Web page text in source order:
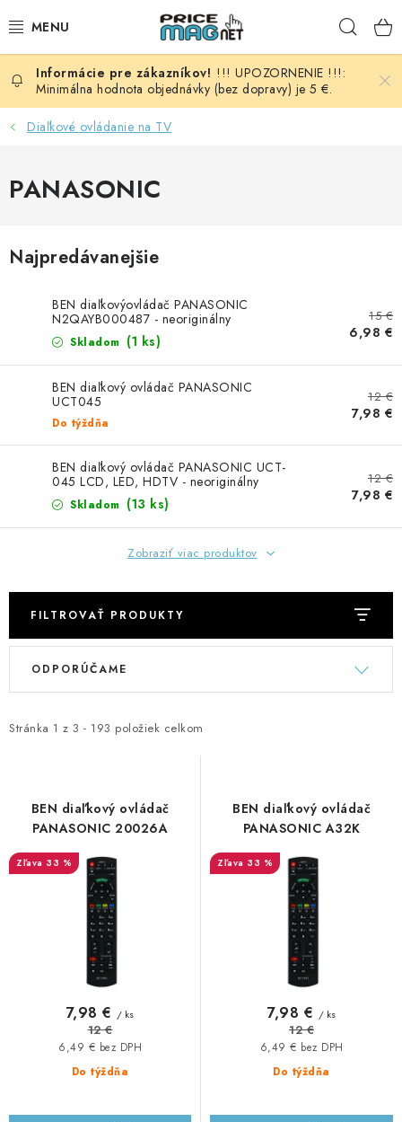
na
BATÉRIE
AUDIO - VIDEO
DOMÁCNOSŤ
ELEKTROINŠTALAČNÝ MATERIÁL
GADGETY, DARČEKY
KÁBLE A KONEKTORY
OSVETLENIE
TELEFÓNY, TABLETY, GSM
NEZARADENÉ
Kontakty Doprava a platba Časté otázky
!!! UPOZORNENIE !!!:
Minimálna hodnota objednávky (bez dopravy) je 5 €.
Diaľkové ovládanie na TV
PANASONIC
Najpredávanejšie
BEN diaľkovýovládač PANASONIC
N2QAYB000487 - neoriginálny
Skladom (1 ks)
15 €
6,98 €
BEN diaľkový ovládač PANASONIC
UCT045
Do týždňa
12 €
7,98 €
BEN diaľkový ovládač PANASONIC UCT-
045 LCD, LED, HDTV - neoriginálny
Skladom (13 ks)
12 €
7,98 €
Zobraziť viac produktov
FILTROVAŤ PRODUKTY
V
i
d
u
Stránka 1 z 3 - 193 položiek celkom
R
e
r
o
ODPORÚČAME
BEN diaľkový ovládač
PANASONIC 20026A
33 %
Do týždňa
6,49 € bez DPH
7,98 € / ks
12 €
BEN diaľkový ovládač
PANASONIC A32K
33 %
Do týždňa
6,49 € bez DPH
7,98 € / ks
12 €